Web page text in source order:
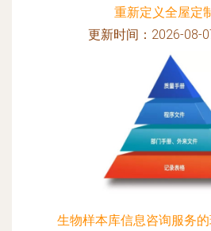
重新定义全屋定
更新时间：2026-08-
生物样本库信息咨询服务